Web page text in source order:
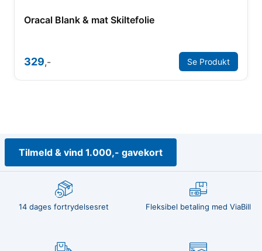
Oracal Blank & mat Skiltefolie
329,- Se Produkt
Tilmeld & vind 1.000,- gavekort
14 dages fortrydelsesret Fleksibel betaling med ViaBill